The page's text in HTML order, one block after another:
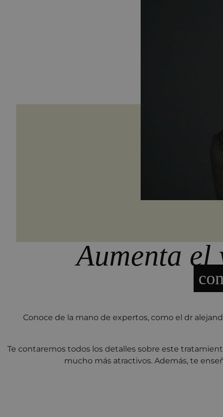
Aumenta el
Conoce de la mano de expertos, como el dr
Te contaremos todos los detalles sobre este
mucho más atractivos. Además, te